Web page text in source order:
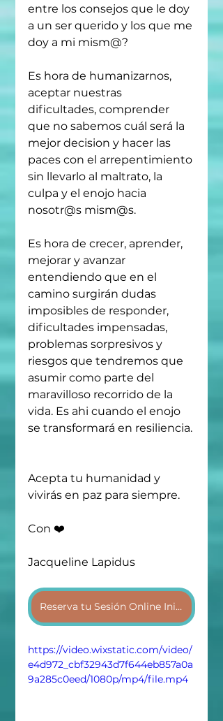
entre los consejos que le doy
a un ser querido y los que me
doy a mi mism@?
Es hora de humanizarnos,
aceptar nuestras
dificultades, comprender
que no sabemos cuál será la
mejor decision y hacer las
paces con el arrepentimiento
sin llevarlo al maltrato, la
culpa y el enojo hacia
nosotr@s mism@s.
Es hora de crecer, aprender,
mejorar y avanzar
entendiendo que en el
camino surgirán dudas
imposibles de responder,
dificultades impensadas,
problemas sorpresivos y
riesgos que tendremos que
asumir como parte del
maravilloso recorrido de la
vida. Es ahi cuando el enojo
se transformará en resiliencia.
Acepta tu humanidad y
vivirás en paz para siempre.
Con ❤️
Jacqueline Lapidus
Reserva tu Sesión Online Inicial
https://video.wixstatic.com/video/
e4d972_cbf32943d7f644eb857a0a
9a285c0eed/1080p/mp4/file.mp4